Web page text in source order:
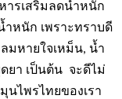
ารเสริมลดน้ำหนัก
หนัก เพราะทราบดี
มหายใจเหม็น, น้ำ
ดยา เป็นต้น จะดีไม่
ไพรไทยของเรา